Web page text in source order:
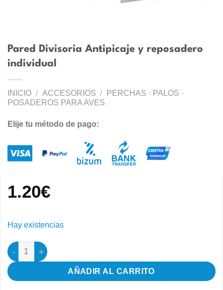
Pared Divisoria Antipicaje y reposadero
individual
INICIO / ACCESORIOS /
PERCHAS · PALOS ·
POSADEROS PARA AVES
Elije tu método de pago:
1.20€
Hay existencias
Pared Divisoria Antipicaje y reposadero individual cantidad
AÑADIR AL CARRITO